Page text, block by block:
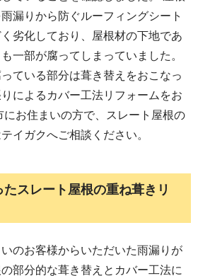
漏りから防ぐルーフィングシート
く劣化しており、屋根材の下地であ
一部が腐ってしまっていました。
ている部分は葺き替えをおこなっ
によるカバー工法リフォームをお
にお住まいの方で、スレート屋根の
イガクへご相談ください。
スレート屋根の重ね葺きリ
のお客様からいただいた雨漏りが
部分的な葺き替えとカバー工法に